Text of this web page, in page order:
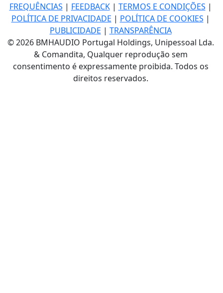
FREQUÊNCIAS | FEEDBACK| TERMOS E CONDIÇÕES |
POLÍTICA DE PRIVACIDADE | POLÍTICA DE COOKIES |
PUBLICIDADE | TRANSPARÊNCIA
© 2026 BMHAUDIO Portugal Holdings, Unipessoal Lda.
& Comandita, Qualquer reprodução sem
consentimento é expressamente proibida. Todos os
direitos reservados.